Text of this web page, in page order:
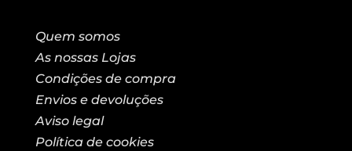
Quem somos
As nossas Lojas
Condições de compra
Envios e devoluções
Aviso legal
Política de cookies